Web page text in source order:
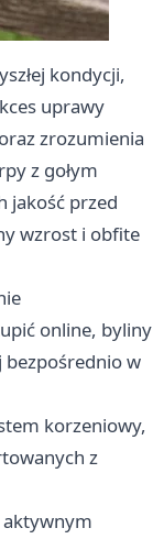
kondycji,
uprawy
zrozumienia
z gołym
jakość przed
wzrost i obfite
online, byliny
bezpośrednio w
korzeniowy,
z
aktywnym